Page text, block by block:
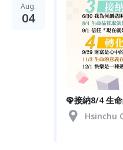
Aug.
04
🦚接納8/4 生
Hsinchu